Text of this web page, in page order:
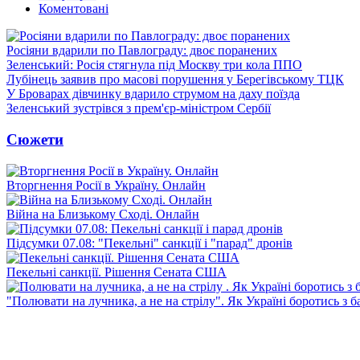
Коментовані
Росіяни вдарили по Павлограду: двоє поранених
Зеленський: Росія стягнула під Москву три кола ППО
Лубінець заявив про масові порушення у Берегівському ТЦК
У Броварах дівчинку вдарило струмом на даху поїзда
Зеленський зустрівся з прем'єр-міністром Сербії
Сюжети
Вторгнення Росії в Україну. Онлайн
Війна на Близькому Сході. Онлайн
Підсумки 07.08: "Пекельні" санкції і "парад" дронів
Пекельні санкції. Рішення Сената США
"Полювати на лучника, а не на стрілу". Як Україні боротись з